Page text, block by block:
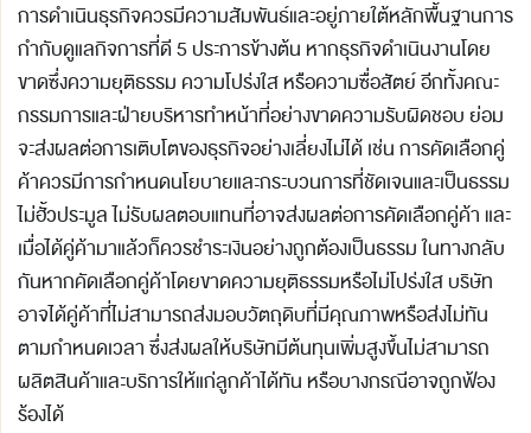
การดำเนินธุรกิจควรมีความสัมพันธ์และอยู่ภายใต้หลักพื้นฐานการ
กำกับดูแลกิจการที่ดี 5 ประการข้างต้น หากธุรกิจดำเนินงานโดย
ขาดซึ่งความยุติธรรม ความโปร่งใส หรือความซื่อสัตย์ อีกทั้งคณะ
กรรมการและฝ่ายบริหารทำหน้าที่อย่างขาดความรับผิดชอบ ย่อม
จะส่งผลต่อการเติบโตของธุรกิจอย่างเลี่ยงไม่ได้ เช่น การคัดเลือกคู่
ค้าควรมีการกำหนดนโยบายและกระบวนการที่ชัดเจนและเป็นธรรม
ไม่ฮั้วประมูล ไม่รับผลตอบแทนที่อาจส่งผลต่อการคัดเลือกคู่ค้า และ
เมื่อได้คู่ค้ามาแล้วก็ควรชำระเงินอย่างถูกต้องเป็นธรรม ในทางกลับ
กันหากคัดเลือกคู่ค้าโดยขาดความยุติธรรมหรือไม่โปร่งใส บริษัท
อาจได้คู่ค้าที่ไม่สามารถส่งมอบวัตถุดิบที่มีคุณภาพหรือส่งไม่ทัน
ตามกำหนดเวลา ซึ่งส่งผลให้บริษัทมีต้นทุนเพิ่มสูงขึ้นไม่สามารถ
ผลิตสินค้าและบริการให้แก่ลูกค้าได้ทัน หรือบางกรณีอาจถูกฟ้อง
ร้องได้